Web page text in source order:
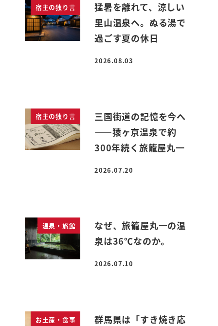
宿主の独り言
猛暑を離れて、涼しい
里山温泉へ。ぬる湯で
過ごす夏の休日
投稿日
2026.08.03
宿主の独り言
三国街道の記憶を今へ
――猿ヶ京温泉で約
300年続く旅籠屋丸一
投稿日
2026.07.20
温泉・旅館
なぜ、旅籠屋丸一の温
泉は36℃なのか。
投稿日
2026.07.10
お土産・食事
群馬県は「すき焼き応